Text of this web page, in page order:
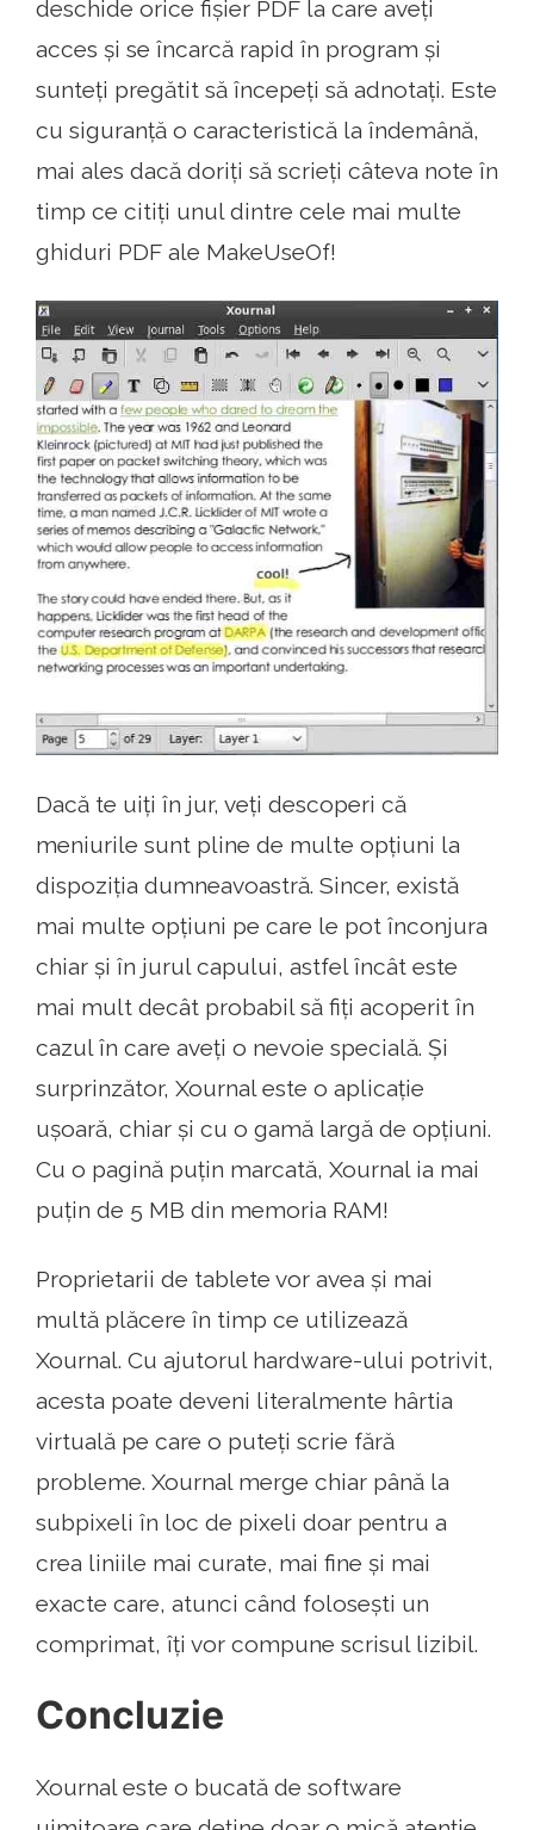
deschide orice fișier PDF la care aveți
acces și se încarcă rapid în program și
sunteți pregătit să începeți să adnotați. Este
cu siguranță o caracteristică la îndemână,
mai ales dacă doriți să scrieți câteva note în
timp ce citiți unul dintre cele mai multe
ghiduri PDF ale MakeUseOf!
Dacă te uiți în jur, veți descoperi că
meniurile sunt pline de multe opțiuni la
dispoziția dumneavoastră. Sincer, există
mai multe opțiuni pe care le pot înconjura
chiar și în jurul capului, astfel încât este
mai mult decât probabil să fiți acoperit în
cazul în care aveți o nevoie specială. Și
surprinzător, Xournal este o aplicație
ușoară, chiar și cu o gamă largă de opțiuni.
Cu o pagină puțin marcată, Xournal ia mai
puțin de 5 MB din memoria RAM!
Proprietarii de tablete vor avea și mai
multă plăcere în timp ce utilizează
Xournal. Cu ajutorul hardware-ului potrivit,
acesta poate deveni literalmente hârtia
virtuală pe care o puteți scrie fără
probleme. Xournal merge chiar până la
subpixeli în loc de pixeli doar pentru a
crea liniile mai curate, mai fine și mai
exacte care, atunci când folosești un
comprimat, îți vor compune scrisul lizibil.
Concluzie
Xournal este o bucată de software